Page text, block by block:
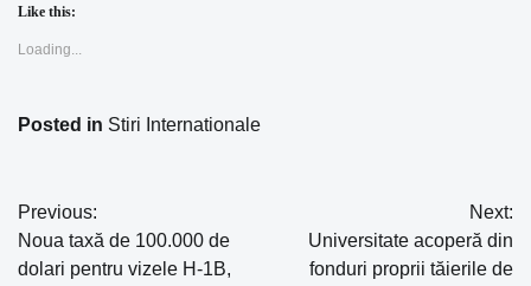
Like this:
Loading...
Posted in Stiri Internationale
Navigare
în
Previous:
Noua taxă de 100.000 de
dolari pentru vizele H-1B,
Next:
Universitate acoperă din
fonduri proprii tăierile de